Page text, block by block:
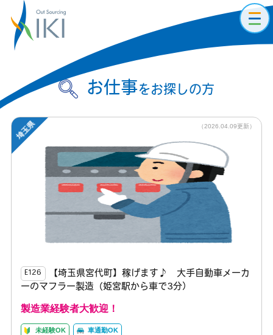
お仕事をお探しの方
E126
【埼玉県宮代町】稼げます♪ 大手自動車メーカ
ーのマフラー製造（姫宮駅から車で3分）
製造業経験者大歓迎！
未経験OK 車通勤OK
（2026.04.09更新）
埼玉県